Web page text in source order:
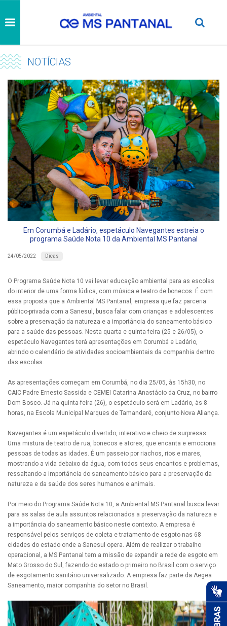
NOTÍCIAS
Em Corumbá e Ladário, espetáculo Navegantes estreia o
programa Saúde Nota 10 da Ambiental MS Pantanal
24/05/2022 Dicas
O Programa Saúde Nota 10 vai levar educação ambiental para as escolas
do interior de uma forma lúdica, com música e teatro de bonecos. É com
essa proposta que a Ambiental MS Pantanal, empresa que faz parceria
público-privada com a Sanesul, busca falar com crianças e adolescentes
sobre a preservação da natureza e a importância do saneamento básico
para a saúde das pessoas. Nesta quarta e quinta-feira (25 e 26/05), o
espetáculo Navegantes terá apresentações em Corumbá e Ladário,
abrindo o calendário de atividades socioambientais da companhia dentro
das escolas.
As apresentações começam em Corumbá, no dia 25/05, às 15h30, no
CAIC Padre Ernesto Sassida e CEMEI Catarina Anastácio da Cruz, no bairro
Dom Bosco. Já na quinta-feira (26), o espetáculo será em Ladário, às 8
horas, na Escola Municipal Marques de Tamandaré, conjunto Nova Aliança.
Navegantes é um espetáculo divertido, interativo e cheio de surpresas.
Uma mistura de teatro de rua, bonecos e atores, que encanta e emociona
pessoas de todas as idades. É um passeio por riachos, rios e mares,
mostrando a vida debaixo da água, com todos seus encantos e problemas,
ressaltando a importância do saneamento básico para a preservação da
natureza e da saúde dos seres humanos e animais.
Por meio do Programa Saúde Nota 10, a Ambiental MS Pantanal busca levar
para as salas de aula assuntos relacionados a preservação da natureza e
a importância do saneamento básico neste contexto. A empresa é
responsável pelos serviços de coleta e tratamento de esgoto nas 68
cidades do estado onde a Sanesul opera. Além de realizar o trabalho
operacional, a MS Pantanal tem a missão de expandir a rede de esgoto em
Mato Grosso do Sul, fazendo do estado o primeiro no Brasil com o serviço
de esgotamento sanitário universalizado. A empresa faz parte da Aegea
Saneamento, maior companhia do setor no Brasil.